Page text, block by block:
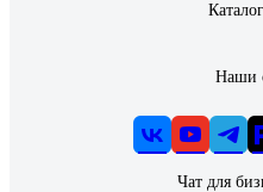
Наши
Чат для